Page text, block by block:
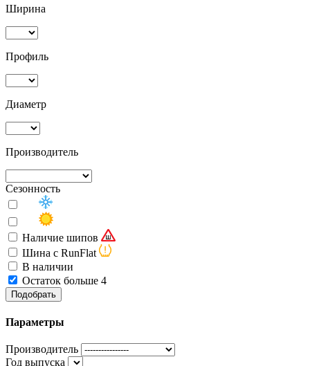
Ширина
Профиль
Диаметр
Производитель
Сезонность
Наличие шипов
Шина с RunFlat
В наличии
Остаток больше 4
Подобрать
Параметры
Производитель
Год выпуска